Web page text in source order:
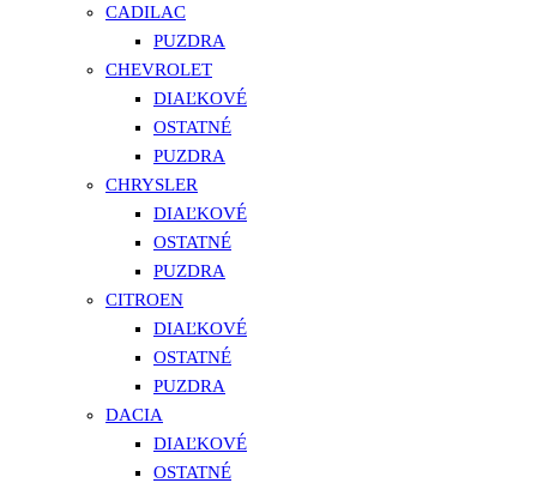
CADILAC
PUZDRA
CHEVROLET
DIAĽKOVÉ
OSTATNÉ
PUZDRA
CHRYSLER
DIAĽKOVÉ
OSTATNÉ
PUZDRA
CITROEN
DIAĽKOVÉ
OSTATNÉ
PUZDRA
DACIA
DIAĽKOVÉ
OSTATNÉ